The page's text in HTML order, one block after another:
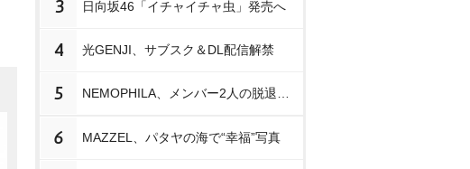
3 日向坂46「イチャイチャ虫」発売へ
4 光GENJI、サブスク＆DL配信解禁
5
6 MAZZEL、パタヤの海で“幸福”写真